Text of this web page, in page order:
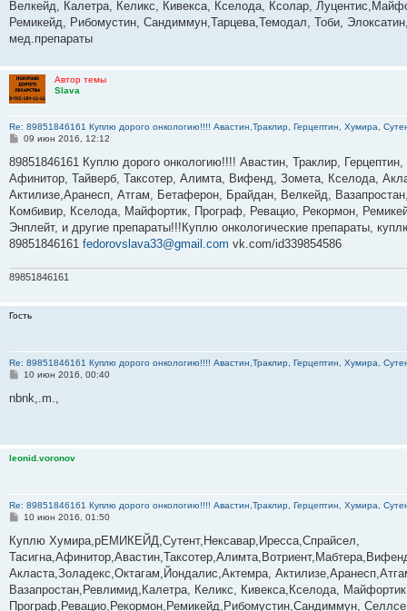
е
и
е
Велкейд, Калетра, Келикс, Кивекса, Кселода, Ксолар,
Ремикейд, Рибомустин, Сандиммун,Тарцева,Темодал, Тоби,
мед.препараты
Автор темы
Slava
Re: 89851846161 Куплю дорого онкологию!!!! Авастин,Траклир, Герцептин, Хумира,
С
о
щ
е
и
е
09 июн 2016, 12:12
89851846161 Куплю дорого онкологию!!!! Авастин, Траклир,
Афинитор, Тайверб, Таксотер, Алимта, Вифенд, Зомета, Кселода,
Актилизе,Аранесп, Атгам, Бетаферон, Брайдан, Велкейд,
Комбивир, Кселода, Майфортик, Програф, Ревацио, Рекормон,
Энплейт, и другие препараты!!!Куплю онкологические препараты,
89851846161 fedorovslava33@gmail.com vk.com/id339854586
89851846161
Гость
Re: 89851846161 Куплю дорого онкологию!!!! Авастин,Траклир, Герцептин, Хумира,
С
о
е
10 июн 2016, 00:40
nbnk,.m.,
leonid.voronov
Re: 89851846161 Куплю дорого онкологию!!!! Авастин,Траклир, Герцептин, Хумира,
С
о
б
щ
е
и
е
10 июн 2016, 01:50
Куплю Хумира,рЕМИКЕЙД,Сутент,Нексавар,Иресса,Спрайсел,
Акласта,Золадекс,Октагам,Йондалис,Актемра,
Вазапростан,Ревлимид,Калетра, Келикс, Кивекса,Кселода,
Програф,Ревацио,Рекормон,Ремикейд,Рибомустин,Сандиммун,